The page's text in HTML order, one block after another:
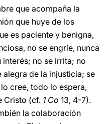
que acompaña la
que huye de los
es paciente y benigna,
no se engríe, nunca
no se irrita; no
alegra de la injusticia; se
cree, todo lo espera,
Cristo (cf. 1 Co 13, 4-7).
la colaboración